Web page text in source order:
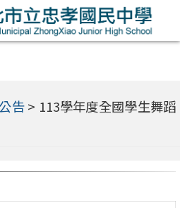
告> 113學年度全國學生舞蹈